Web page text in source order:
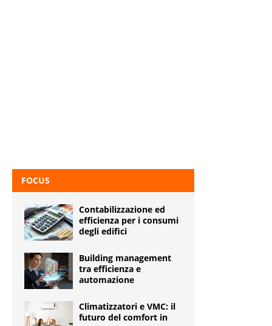
FOCUS
Contabilizzazione ed
efficienza per i consumi
degli edifici
Building management
tra efficienza e
automazione
Climatizzatori e VMC: il
futuro del comfort in